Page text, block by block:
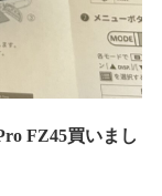
FZ45買いまし